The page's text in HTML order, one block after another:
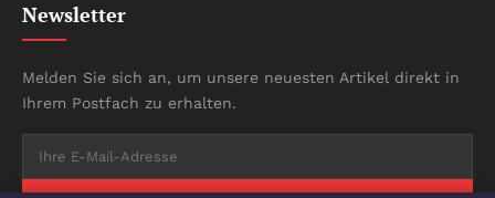
Newsletter
Melden Sie sich an, um unsere neuesten Artikel direkt in
Ihrem Postfach zu erhalten.